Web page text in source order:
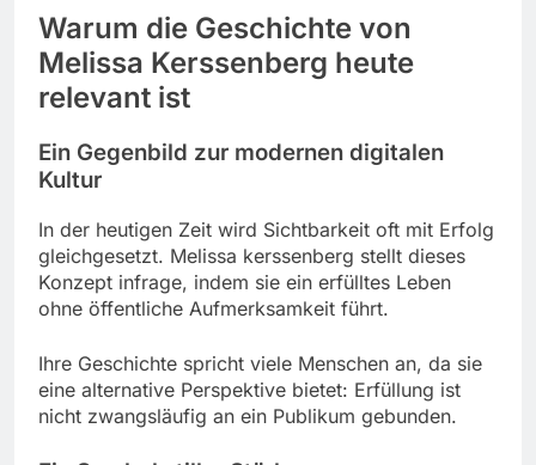
Warum die Geschichte von
Melissa Kerssenberg heute
relevant ist
Ein Gegenbild zur modernen digitalen
Kultur
In der heutigen Zeit wird Sichtbarkeit oft mit Erfolg
gleichgesetzt. Melissa kerssenberg stellt dieses
Konzept infrage, indem sie ein erfülltes Leben
ohne öffentliche Aufmerksamkeit führt.
Ihre Geschichte spricht viele Menschen an, da sie
eine alternative Perspektive bietet: Erfüllung ist
nicht zwangsläufig an ein Publikum gebunden.